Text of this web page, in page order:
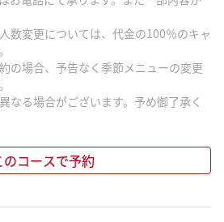
数変更については、代金の100％のキャ
の場合、予告なく季節メニューの変更
なる場合がございます。予め御了承く
のコースで予約